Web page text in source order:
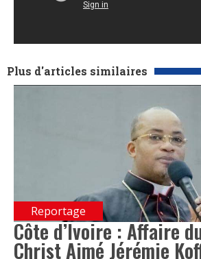
Plus d'articles similaires
Reportage
Côte d’Ivoire : Affaire
Christ Aimé Jérémie